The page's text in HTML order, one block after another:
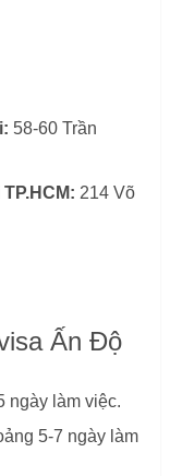
58-60 Trần
214 Võ
Ấn Độ
ngày làm việc.
5-7 ngày làm